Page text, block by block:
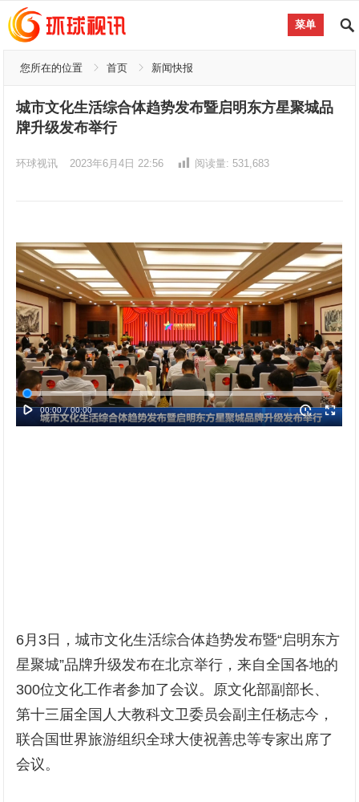
菜单
您所在的位置 首页 新闻快报
城市文化生活综合体趋势发布暨启明东方星聚城品
牌升级发布举行
环球视讯 2023年6月4日 22:56 阅读量: 531,683
6月3日，城市文化生活综合体趋势发布暨“启明东方
星聚城”品牌升级发布在北京举行，来自全国各地的
300位文化工作者参加了会议。原文化部副部长、
第十三届全国人大教科文卫委员会副主任杨志今，
联合国世界旅游组织全球大使祝善忠等专家出席了
会议。